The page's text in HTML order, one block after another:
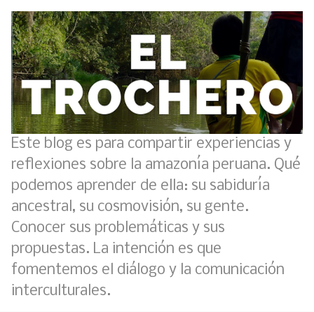
Este blog es para compartir experiencias y
reflexiones sobre la amazonía peruana. Qué
podemos aprender de ella: su sabiduría
ancestral, su cosmovisión, su gente.
Conocer sus problemáticas y sus
propuestas. La intención es que
fomentemos el diálogo y la comunicación
interculturales.
Boletín BOLPER - Nro. 11 - del 30 de abril de 2023